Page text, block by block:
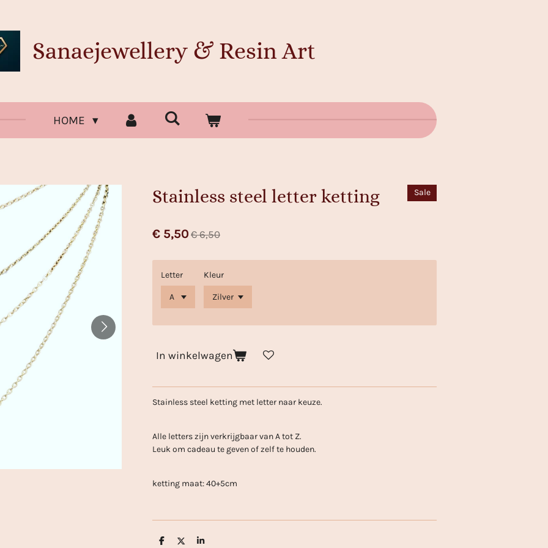
Sanaejewellery & Resin Art
HOME
Stainless steel letter ketting Sale
€ 5,50 € 6,50
Letter Kleur
In winkelwagen
Stainless steel ketting met letter naar keuze.
Alle letters zijn verkrijgbaar van A tot Z.
Leuk om cadeau te geven of zelf te houden.
ketting maat: 40+5cm
D D S